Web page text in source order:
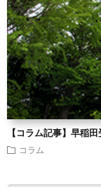
【コラム記事】早稲
コラム